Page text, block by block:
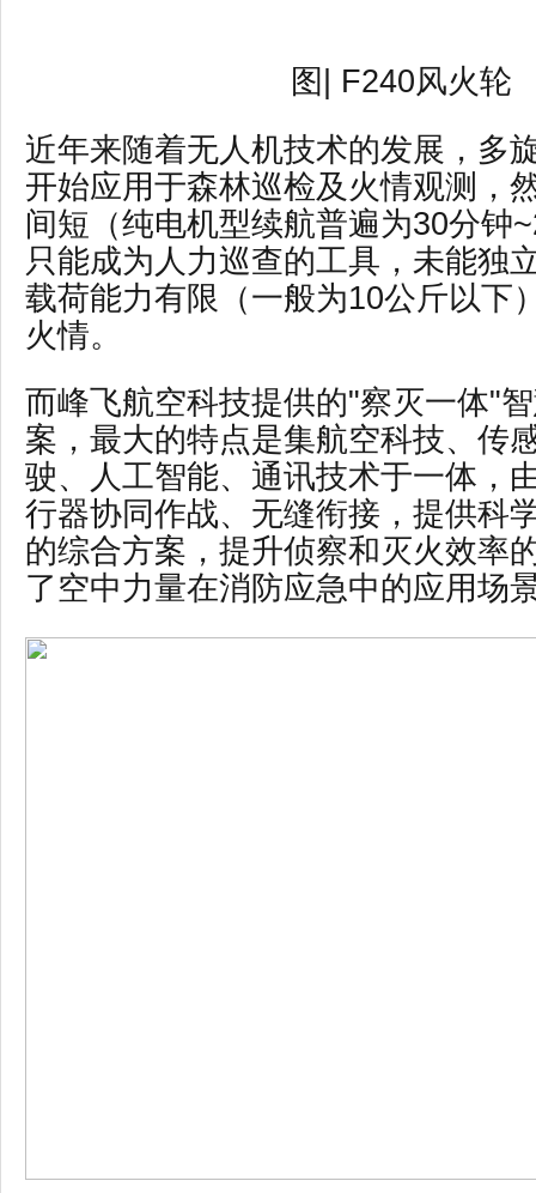
图
| F240风火轮
近年来随着无人机技术的发展，多
开始应用于森林巡检及火情观测，
间短（纯电机型续航普遍为30分钟
只能成为人力巡查的工具，未能独
载荷能力有限（一般为10公斤以下
火情。
而峰飞航空科技提供的"察灭一体"
案，最大的特点是集航空科技、传
驶、人工智能、通讯技术于一体，
行器协同作战、无缝衔接，提供科
的综合方案，提升侦察和灭火效率
了空中力量在消防应急中的应用场